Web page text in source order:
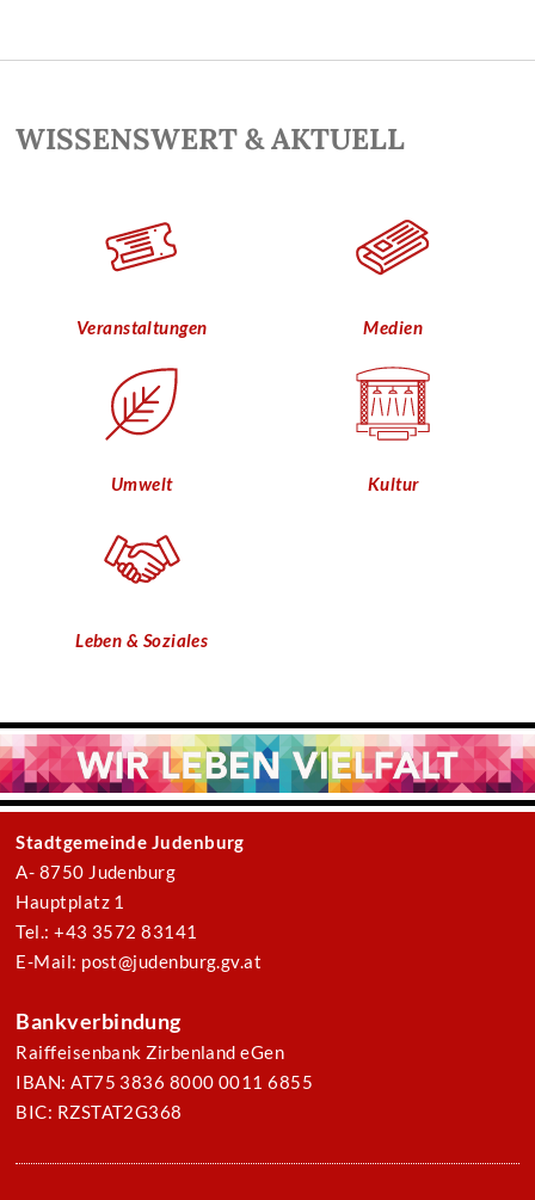
WISSENSWERT & AKTUELL
Veranstaltungen Medien
Umwelt Kultur
Leben & Soziales
Stadtgemeinde Judenburg
A- 8750 Judenburg
Hauptplatz 1
Tel.: +43 3572 83141
E-Mail: post@judenburg.gv.at
Bankverbindung
Raiffeisenbank Zirbenland eGen
IBAN: AT75 3836 8000 0011 6855
BIC: RZSTAT2G368